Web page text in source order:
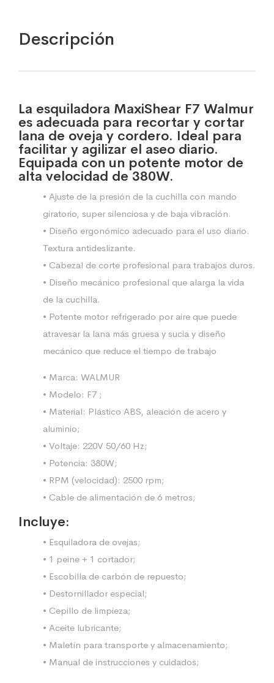
Descripción
La esquiladora MaxiShear F7 Walmur
es adecuada para recortar y cortar
lana de oveja y cordero. Ideal para
facilitar y agilizar el aseo diario.
Equipada con un potente motor de
alta velocidad de 380W.
• Ajuste de la presión de la cuchilla con mando
giratorio, super silenciosa y de baja vibración.
• Diseño ergonómico adecuado para el uso diario.
Textura antideslizante.
• Cabezal de corte profesional para trabajos duros.
• Diseño mecánico profesional que alarga la vida
de la cuchilla.
• Potente motor refrigerado por aire que puede
atravesar la lana más gruesa y sucia y diseño
mecánico que reduce el tiempo de trabajo
• Marca: WALMUR
• Modelo: F7 ;
• Material: Plástico ABS, aleación de acero y
aluminio;
• Voltaje: 220V 50/60 Hz;
• Potencia: 380W;
• RPM (velocidad): 2500 rpm;
• Cable de alimentación de 6 metros;
Incluye:
• Esquiladora de ovejas;
• 1 peine + 1 cortador;
• Escobilla de carbón de repuesto;
• Destornillador especial;
• Cepillo de limpieza;
• Aceite lubricante;
• Maletín para transporte y almacenamiento;
• Manual de instrucciones y cuidados;